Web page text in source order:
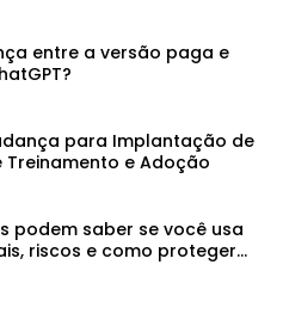
entre a versão paga e
para Implantação de
Treinamento e Adoção
podem saber se você usa
riscos e como proteger